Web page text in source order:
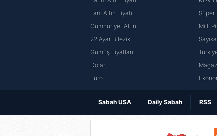
Tam Altın Fiyatı
Cumhuriyet Altını
22 Ayar Bilezik
Gümüş Fiyatları
Dolar
Euro
Süper
Milli
Sabah USA Daily Sabah RSS